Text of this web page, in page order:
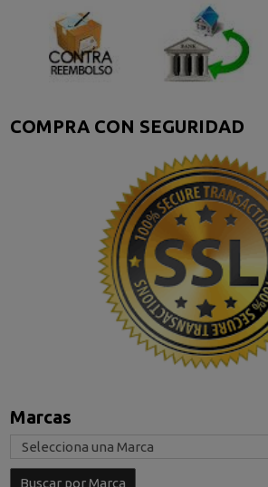
COMPRA CON SEGURIDAD
Marcas